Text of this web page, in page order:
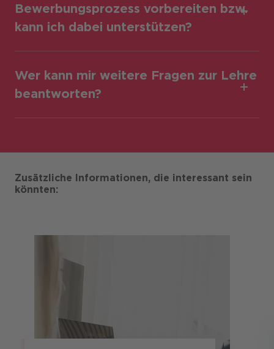
Bewerbungsprozess vorbereiten bzw.
kann ich dabei unterstützen?
Wer kann mir weitere Fragen zur Lehre
beantworten?
Zusätzliche Informationen, die interessant sein
könnten: